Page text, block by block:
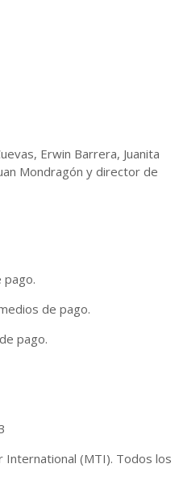
Erwin Barrera, Juanita
Mondragón y director de
pago.
de pago.
pago.
International (MTI). Todos los